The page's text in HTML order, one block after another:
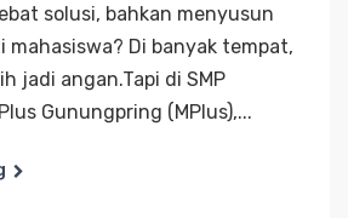
solusi, bahkan menyusun
mahasiswa? Di banyak tempat,
jadi angan.Tapi di SMP
Gunungpring (MPlus),...